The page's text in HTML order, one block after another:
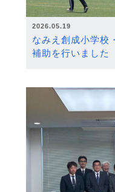
2026.05.19
なみえ創成小学校
補助を行いました